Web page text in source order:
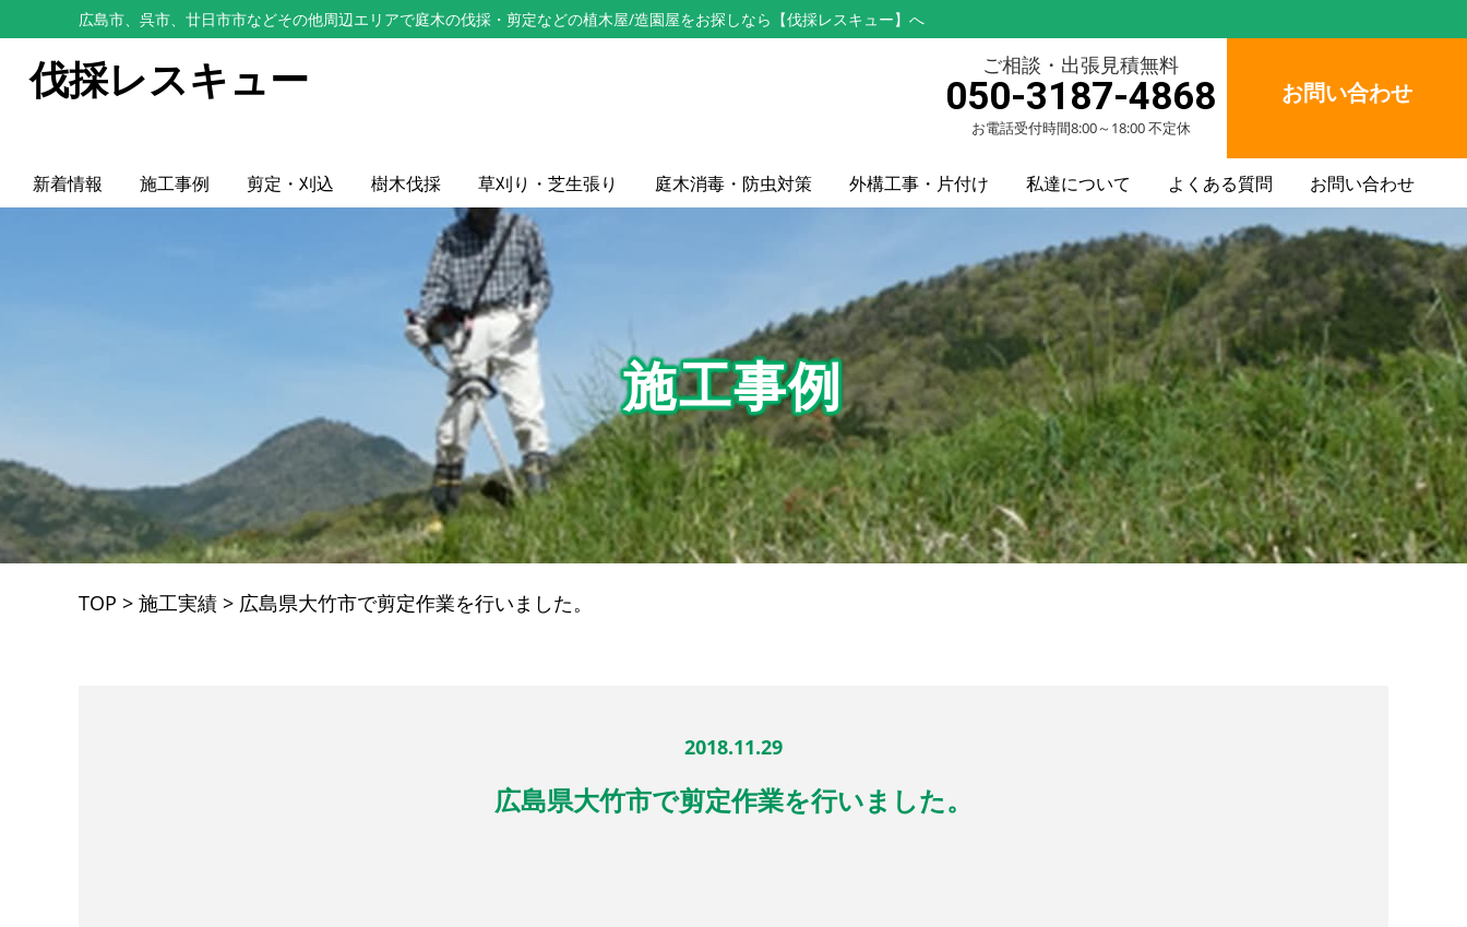
広島市、呉市、廿日市市などその他周辺エリアで庭木の伐採・剪定などの植木屋/造園屋をお探しなら【伐採レスキュー】へ
伐採レスキュー ご相談・出張見積無料
050-3187-4868
お電話受付時間8:00～18:00 不定休
お問い合わせ
新着情報 施工事例 剪定・刈込 樹木伐採 草刈り・芝生張り 庭木消毒・防虫対策 外構工事・片付け 私達について よくある質問 お問い合わせ
施工事例
TOP > 施工実績 > 広島県大竹市で剪定作業を行いました。
2018.11.29
広島県大竹市で剪定作業を行いました。